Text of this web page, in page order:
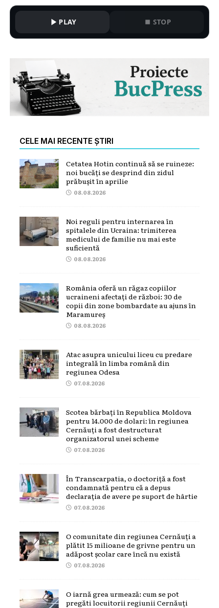
PLAY STOP
CELE MAI RECENTE ȘTIRI
Cetatea Hotin continuă să se ruineze:
noi bucăți se desprind din zidul
prăbușit în aprilie
08.08.2026
Noi reguli pentru internarea în
spitalele din Ucraina: trimiterea
medicului de familie nu mai este
suficientă
08.08.2026
România oferă un răgaz copiilor
ucraineni afectați de război: 30 de
copii din zone bombardate au ajuns în
Maramureș
08.08.2026
Atac asupra unicului liceu cu predare
integrală în limba română din
regiunea Odesa
07.08.2026
Scotea bărbați în Republica Moldova
pentru 14.000 de dolari: în regiunea
Cernăuți a fost destructurat
organizatorul unei scheme
07.08.2026
În Transcarpatia, o doctoriță a fost
condamnată pentru că a depus
declarația de avere pe suport de hârtie
07.08.2026
O comunitate din regiunea Cernăuți a
plătit 15 milioane de grivne pentru un
adăpost școlar care încă nu există
07.08.2026
O iarnă grea urmează: cum se pot
pregăti locuitorii regiunii Cernăuți